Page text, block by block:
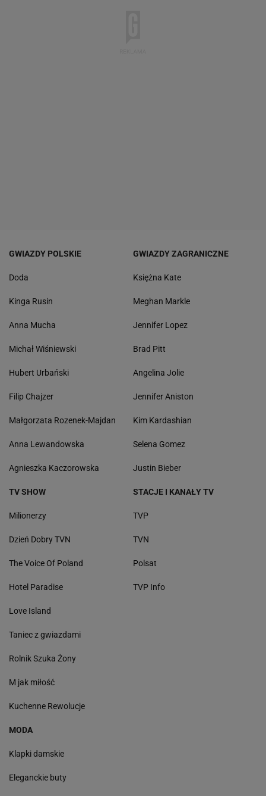
GWIAZDY POLSKIE
Doda
Kinga Rusin
Anna Mucha
Michał Wiśniewski
Hubert Urbański
Filip Chajzer
Małgorzata Rozenek-Majdan
Anna Lewandowska
Agnieszka Kaczorowska
GWIAZDY ZAGRANICZNE
Księżna Kate
Meghan Markle
Jennifer Lopez
Brad Pitt
Angelina Jolie
Jennifer Aniston
Kim Kardashian
Selena Gomez
Justin Bieber
TV SHOW
Milionerzy
Dzień Dobry TVN
The Voice Of Poland
Hotel Paradise
Love Island
Taniec z gwiazdami
Rolnik Szuka Żony
M jak miłość
Kuchenne Rewolucje
STACJE I KANAŁY TV
TVP
TVN
Polsat
TVP Info
MODA
Klapki damskie
Eleganckie buty